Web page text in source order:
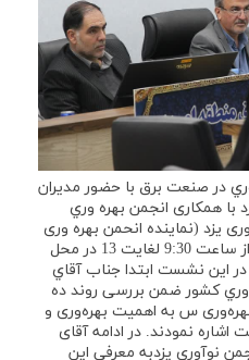
در صنعت برق با حضور مدیران
با همکاری انجمن بهره وري
یزد (نماینده انحمن بهره وری
در یزد) ،چهار شنبه مورخ 15 آذر ماه از ساعت 9:30 لغايت 13 در محل
این نشست ابتدا جناب آقاي
كشور ضمن بررسی روند ده
س به اهمیت بهره‌وری و
نمودند. در ادامه آقای
نوآوری یزدبه معرفی این